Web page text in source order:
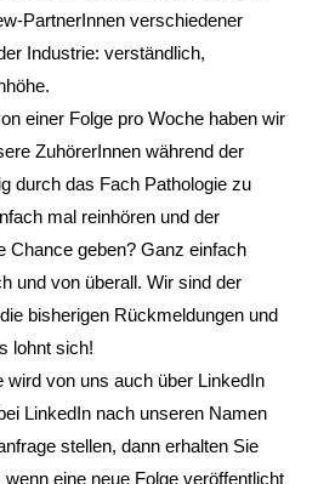
PartnerInnen verschiedener
Industrie: verständlich,
einer Folge pro Woche haben wir
ZuhörerInnen während der
durch das Fach Pathologie zu
mal reinhören und der
Chance geben? Ganz einfach
und von überall. Wir sind der
bisherigen Rückmeldungen und
lohnt sich!
wird von uns auch über LinkedIn
LinkedIn nach unseren Namen
stellen, dann erhalten Sie
eine neue Folge veröffentlicht